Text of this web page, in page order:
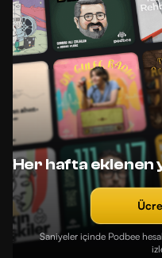
Her hafta eklenen
Saniyeler içinde Podbee